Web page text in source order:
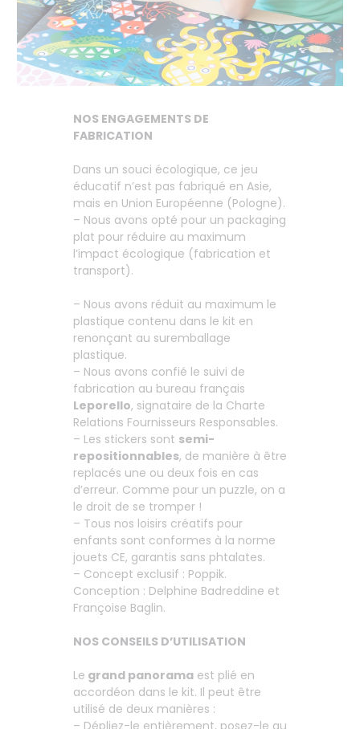
NOS ENGAGEMENTS DE
FABRICATION
Dans un souci écologique, ce jeu
éducatif n’est pas fabriqué en Asie,
mais en Union Européenne (Pologne).
– Nous avons opté pour un packaging
plat pour réduire au maximum
l’impact écologique (fabrication et
transport).
– Nous avons réduit au maximum le
plastique contenu dans le kit en
renonçant au suremballage
plastique.
– Nous avons confié le suivi de
fabrication au bureau français
Leporello, signataire de la Charte
Relations Fournisseurs Responsables.
– Les stickers sont semi-
repositionnables, de manière à être
replacés une ou deux fois en cas
d’erreur. Comme pour un puzzle, on a
le droit de se tromper !
– Tous nos loisirs créatifs pour
enfants sont conformes à la norme
jouets CE, garantis sans phtalates.
– Concept exclusif : Poppik.
Conception : Delphine Badreddine et
Françoise Baglin.
NOS CONSEILS D’UTILISATION
Le grand panorama est plié en
accordéon dans le kit. Il peut être
utilisé de deux manières :